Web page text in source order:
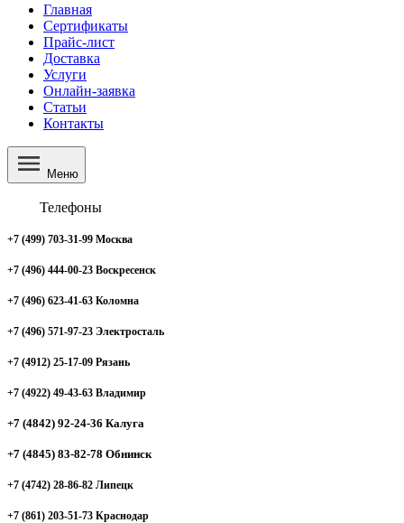
Главная
Сертификаты
Прайс-лист
Доставка
Услуги
Онлайн-заявка
Статьи
Контакты
Меню
Телефоны
+7 (499) 703-31-99 Москва
+7 (496) 444-00-23 Воскресенск
+7 (496) 623-41-63 Коломна
+7 (496) 571-97-23 Электросталь
+7 (4912) 25-17-09 Рязань
+7 (4922) 49-43-63 Владимир
+7 (4842) 92-24-36 Калуга
+7 (4845) 83-82-78 Обнинск
+7 (4742) 28-86-82 Липецк
+7 (861) 203-51-73 Краснодар